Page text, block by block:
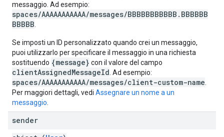
messaggio. Ad esempio:
spaces/AAAAAAAAAAA/messages/BBBBBBBBBBB.BBBBBB
BBBBB
Se imposti un ID personalizzato quando crei un messaggio,
puoi utilizzarlo per specificare il messaggio in una richiesta
sostituendo {message} con il valore del campo
clientAssignedMessageId . Ad esempio:
spaces/AAAAAAAAAAA/messages/client-custom-name
Per maggiori dettagli, vedi Assegnare un nome a un
messaggio
sender